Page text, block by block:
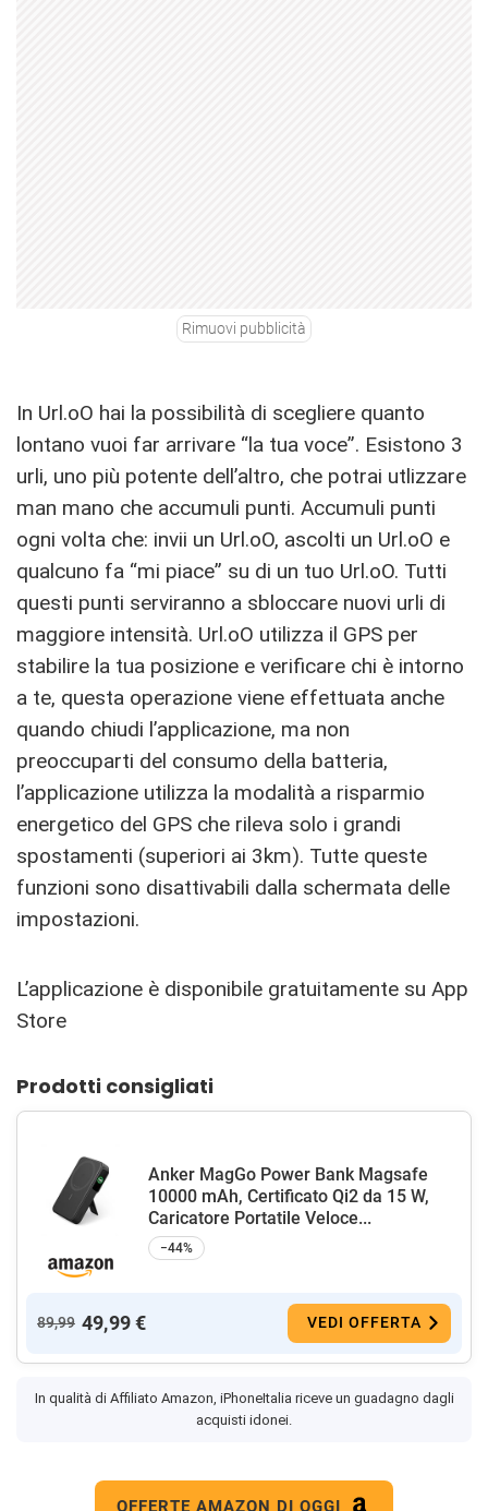
Rimuovi pubblicità
In Url.oO hai la possibilità di scegliere quanto
lontano vuoi far arrivare “la tua voce”. Esistono 3
urli, uno più potente dell’altro, che potrai utlizzare
man mano che accumuli punti. Accumuli punti
ogni volta che: invii un Url.oO, ascolti un Url.oO e
qualcuno fa “mi piace” su di un tuo Url.oO. Tutti
questi punti serviranno a sbloccare nuovi urli di
maggiore intensità. Url.oO utilizza il GPS per
stabilire la tua posizione e verificare chi è intorno
a te, questa operazione viene effettuata anche
quando chiudi l’applicazione, ma non
preoccuparti del consumo della batteria,
l’applicazione utilizza la modalità a risparmio
energetico del GPS che rileva solo i grandi
spostamenti (superiori ai 3km). Tutte queste
funzioni sono disattivabili dalla schermata delle
impostazioni.
L’applicazione è disponibile gratuitamente su App
Store
Prodotti consigliati
Anker MagGo Power Bank Magsafe
10000 mAh, Certificato Qi2 da 15 W,
Caricatore Portatile Veloce...
−44%
89,99 49,99 € VEDI OFFERTA
In qualità di Affiliato Amazon, iPhoneItalia riceve un guadagno dagli
acquisti idonei.
OFFERTE AMAZON DI OGGI